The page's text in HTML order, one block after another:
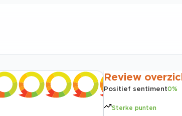
Review
Positief sentiment0%
Sterke punten